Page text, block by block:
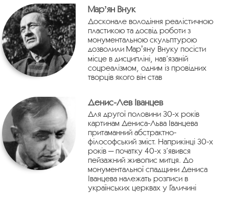
Марʼян Внук
Досконале володіння реалістичною
пластикою та досвід роботи з
монументальною скульптурою
дозволили Марʼяну Внуку посісти
місце в дисципліні, нав’язаній
соцреалізмом, одним із провідних
творців якого він став
Денис-Лев Іванцев
Для другої половини 30-х років
картинам Дениса-Льва Іванцева
притаманний абстрактно-
філософський зміст. Наприкінці 30-х
років — початку 40-х з’явився
пейзажний живопис митця. До
монументальної спадщини Дениса
Іванцева належать розписи в
українських церквах у Галичині